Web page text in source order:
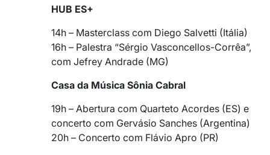
HUB ES+
14h – Masterclass com Diego Salvetti (Itália)
16h – Palestra “Sérgio Vasconcellos-Corrêa”,
com Jefrey Andrade (MG)
Casa da Música Sônia Cabral
19h – Abertura com Quarteto Acordes (ES) e
concerto com Gervásio Sanches (Argentina)
20h – Concerto com Flávio Apro (PR)